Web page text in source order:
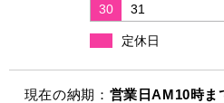
30
31
定休日
現在の納期： 営業日AM10時ま